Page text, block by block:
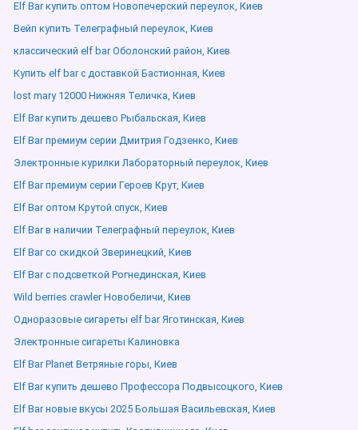
Elf Bar купить оптом Новопечерский переулок, Киев
Вейп купить Телеграфный переулок, Киев
классический elf bar Оболонский район, Киев
Купить elf bar с доставкой Бастионная, Киев
lost mary 12000 Нижняя Теличка, Киев
Elf Bar купить дешево Рыбальская, Киев
Elf Bar премиум серии Дмитрия Годзенко, Киев
Электронные курилки Лабораторный переулок, Киев
Elf Bar премиум серии Героев Крут, Киев
Elf Bar оптом Крутой спуск, Киев
Elf Bar в наличии Телеграфный переулок, Киев
Elf Bar со скидкой Зверинецкий, Киев
Elf Bar с подсветкой Рогнединская, Киев
Wild berries crawler Новобеличи, Киев
Одноразовые сигареты elf bar Яготинская, Киев
Электронные сигареты Калиновка
Elf Bar Planet Ветряные горы, Киев
Elf Bar купить дешево Профессора Подвысоцкого, Киев
Elf Bar новые вкусы 2025 Большая Васильевская, Киев